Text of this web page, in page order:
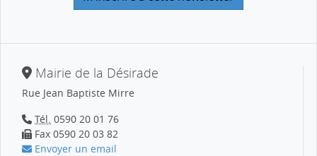
Mairie de la Désirade
Rue Jean Baptiste Mirre
Tél. 0590 20 01 76
Fax 0590 20 03 82
Envoyer un email